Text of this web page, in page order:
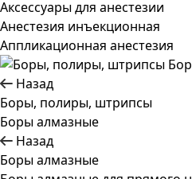
Аксессуары для анестезии
Анестезия инъекционная
Аппликационная анестезия
Назад
Боры, полиры, штрипсы
Боры алмазные
Назад
Боры алмазные